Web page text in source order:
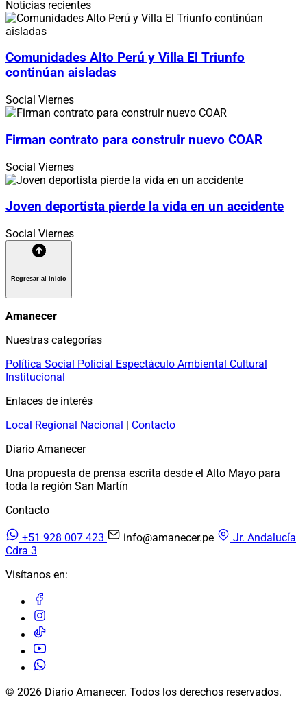
Noticias recientes
Comunidades Alto Perú y Villa El Triunfo
continúan aisladas
Social Viernes
Firman contrato para construir nuevo COAR
Social Viernes
Joven deportista pierde la vida en un accidente
Social Viernes
Regresar al inicio
Amanecer
Nuestras categorías
Política Social Policial Espectáculo Ambiental Cultural
Institucional
Enlaces de interés
Local Regional Nacional | Contacto
Diario Amanecer
Una propuesta de prensa escrita desde el Alto Mayo para
toda la región San Martín
Contacto
+51 928 007 423 info@amanecer.pe
Jr. Andalucía
Cdra 3
Visítanos en:
© 2026 Diario Amanecer. Todos los derechos reservados.